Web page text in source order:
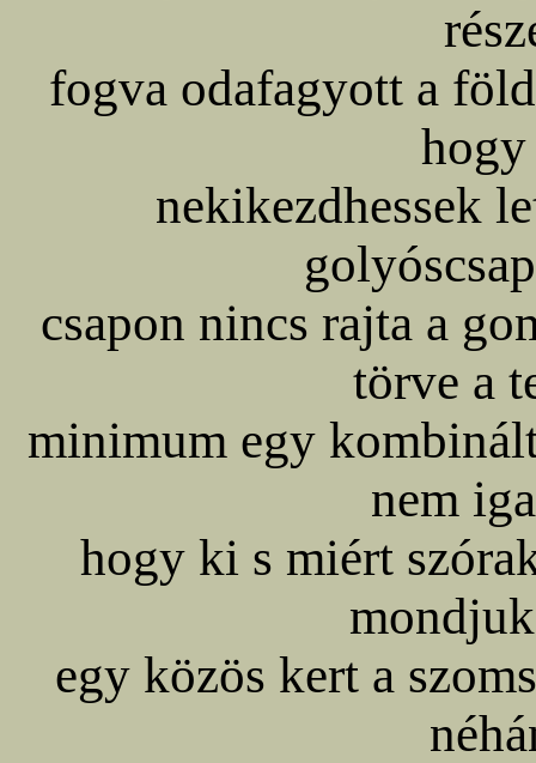
fogva odafagyott a
nekikezdhessek
csapon nincs rajta a
törve a
minimum egy
nem
hogy ki s miért
egy közös kert a